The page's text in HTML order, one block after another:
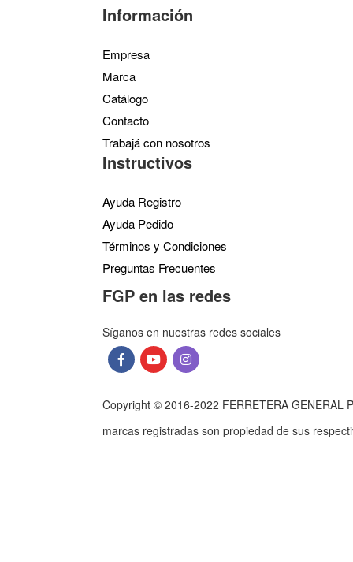
Información
Empresa
Marca
Catálogo
Contacto
Trabajá con nosotros
Instructivos
Ayuda Registro
Ayuda Pedido
Términos y Condiciones
Preguntas Frecuentes
FGP en las redes
Síganos en nuestras redes sociales
Copyright © 2016-2022 FERRETERA GENERAL
marcas registradas son propiedad de sus